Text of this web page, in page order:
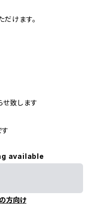
けます。
せ致します
available
方向け